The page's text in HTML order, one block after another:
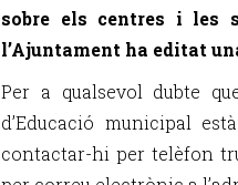
sobre els centres i les
l’Ajuntament ha editat
Per a qualsevol dubte
d’Educació municipal
contactar-hi per telèfon